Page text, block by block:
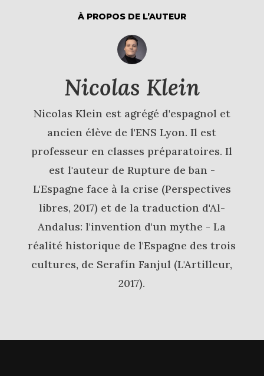
À PROPOS DE L’AUTEUR
Nicolas Klein
Nicolas Klein est agrégé d'espagnol et
ancien élève de l'ENS Lyon. Il est
professeur en classes préparatoires. Il
est l'auteur de Rupture de ban -
L'Espagne face à la crise (Perspectives
libres, 2017) et de la traduction d'Al-
Andalus: l'invention d'un mythe - La
réalité historique de l'Espagne des trois
cultures, de Serafín Fanjul (L'Artilleur,
2017).